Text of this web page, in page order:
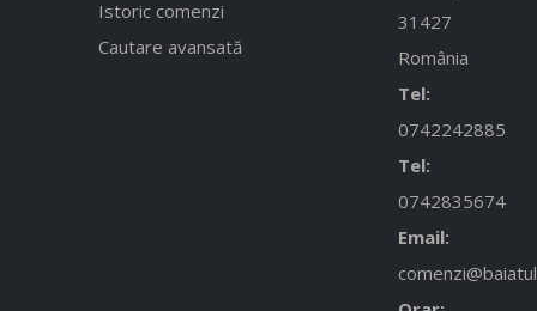
Istoric comenzi
Cautare avansată
31427
România
Tel:
0742242885
Tel:
0742835674
Email: